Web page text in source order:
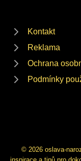
Kontakt
Reklama
Ochrana
Podmínky
© 2026 oslava-